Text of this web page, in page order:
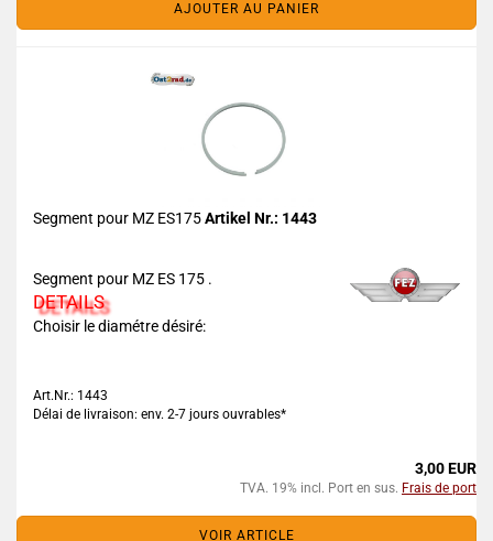
AJOUTER AU PANIER
Segment pour MZ ES175Artikel Nr.: 1443
Segment pour MZ ES 175 .
DETAILS
Choisir le diamétre désiré:
Art.Nr.: 1443
Délai de livraison: env. 2-7 jours ouvrables*
3,00 EUR
TVA. 19% incl. Port en sus. Frais de port
VOIR ARTICLE